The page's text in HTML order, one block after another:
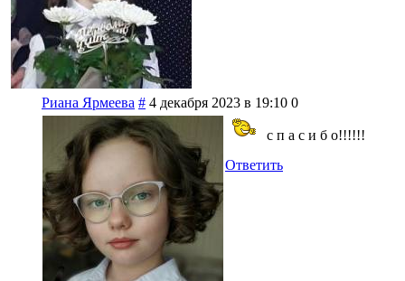
Риана Ярмеева # 4 декабря 2023 в 19:10 0
с п а с и б о!!!!!!
Ответить